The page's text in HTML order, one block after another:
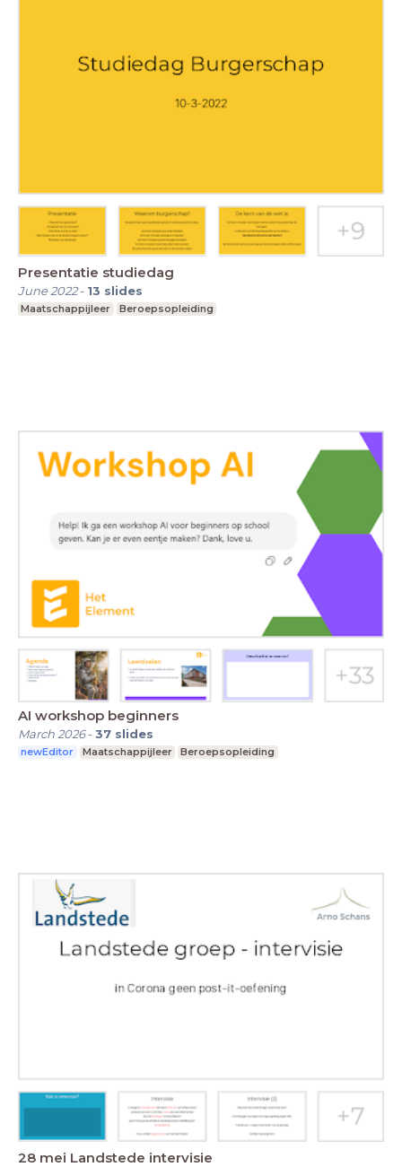
Presentatie studiedag
June 2022- 13 slides
Maatschappijleer Beroepsopleiding
AI workshop beginners
March 2026-37 slides
newEditor Maatschappijleer Beroepsopleiding
28 mei Landstede intervisie